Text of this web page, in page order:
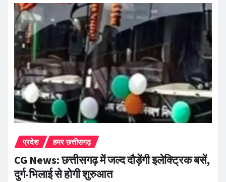
प्रदेश हमर छत्तीसगढ़
CG News: छत्तीसगढ़ में जल्द दौड़ेंगी इलेक्ट्रिक बसें,
दुर्ग-भिलाई से होगी शुरुआत